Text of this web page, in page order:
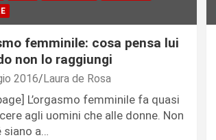
femminile: cosa pensa lui
non lo raggiungi
2016 Laura de Rosa
L’orgasmo femminile fa quasi
agli uomini che alle donne. Non
siano a…